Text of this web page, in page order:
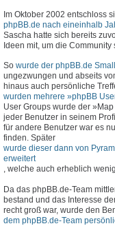
Im Oktober 2002 entschloss
phpBB.de nach eineinhalb
Sascha hatte sich bereits
Ideen mit, um die
So wurde der phpBB.de
ungezwungen und abseits
hinaus auch persönliche
wurden mehrere »phpBB
User Groups wurde der
jeder Benutzer in seinem
für andere Benutzer war es
finden. Später
wurde dieser dann von
erweitert
, welche auch erheblich
Da das phpBB.de-Team
bestand und das Interesse
recht groß war, wurde den
dem phpBB.de-Team